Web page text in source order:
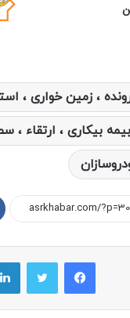
، زمین خواری ،
بیکاری ، ارتقاء ،
فیسبوک